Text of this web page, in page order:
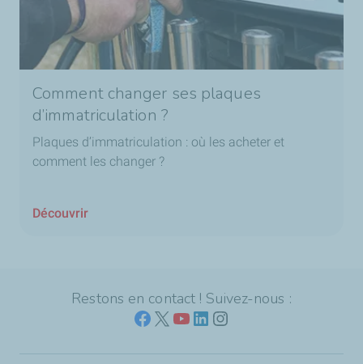
Comment changer ses plaques
d’immatriculation ?
Plaques d’immatriculation : où les acheter et
comment les changer ?
Découvrir
Restons en contact ! Suivez-nous :